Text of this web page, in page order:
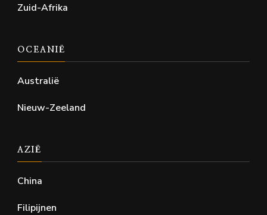
Zuid-Afrika
OCEANIË
Australië
Nieuw-Zeeland
AZIË
China
Filipijnen